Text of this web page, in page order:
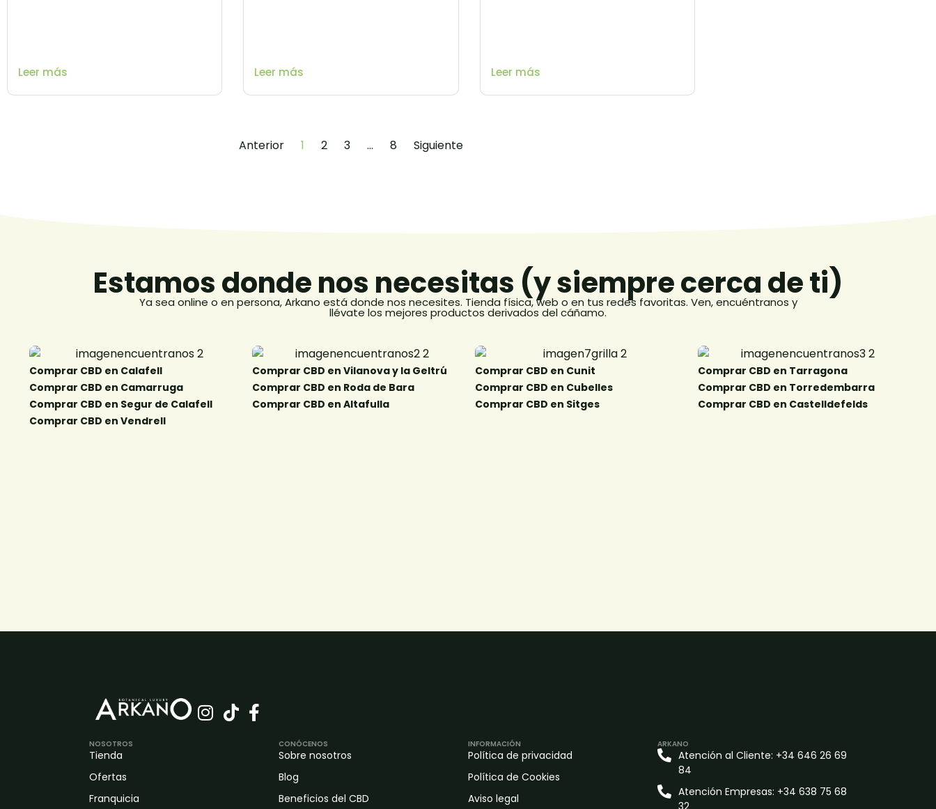
Leer más Leer más Leer más
Anterior 1 2 3 … 8 Siguiente
Estamos donde nos necesitas (y siempre cerca de ti)
Ya sea online o en persona, Arkano está donde nos necesites. Tienda física, web o en tus redes favoritas. Ven, encuéntranos y
llévate los mejores productos derivados del cáñamo.
Comprar CBD en Calafell
Comprar CBD en Camarruga​
Comprar CBD en Segur de Calafell​
Comprar CBD en Vendrell
Comprar CBD en Vilanova y la Geltrú​
Comprar CBD en Roda de Bara​
Comprar CBD en Altafulla​
Comprar CBD en Cunit ​
Comprar CBD en Cubelles ​
Comprar CBD en Sitges​
Comprar CBD en Tarragona ​
Comprar CBD en Torredembarra ​
Comprar CBD en Castelldefelds​
NOSOTROS
Tienda
Ofertas
Franquicia
CONÓCENOS
Sobre nosotros
Blog
Beneficios del CBD
INFORMACIÓN
Política de privacidad
Política de Cookies
Aviso legal
ARKANO
Atención al Cliente: +34 646 26 69
84
Atención Empresas: +34 638 75 68